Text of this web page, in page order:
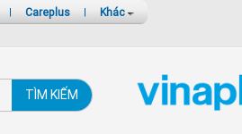
| Careplus | Khác
TÌM KIẾM